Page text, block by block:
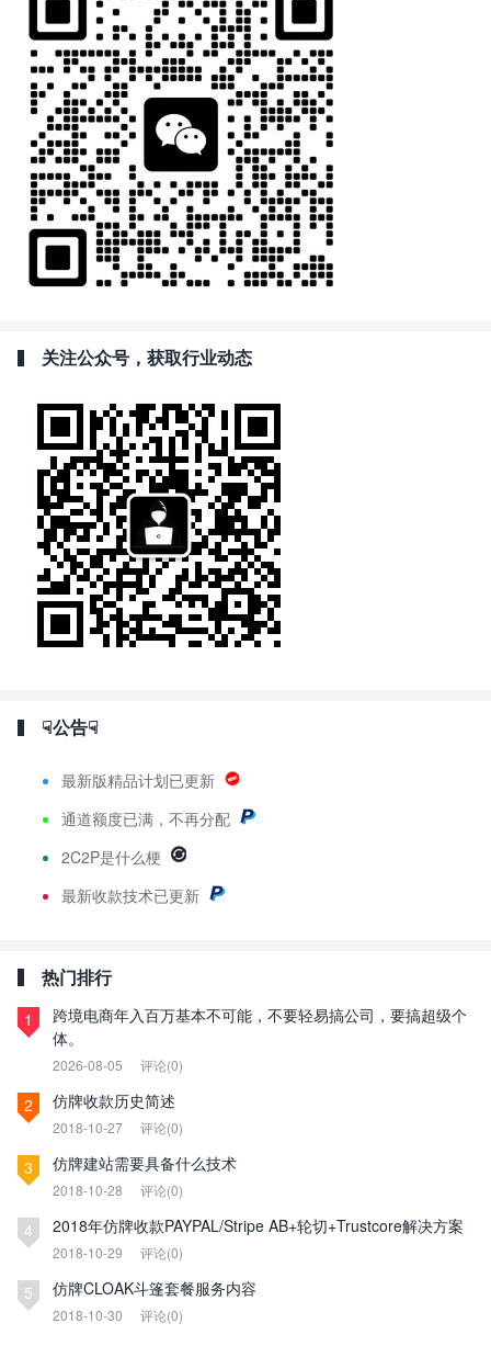
关注公众号，获取行业动态
☟公告☟
最新版精品计划已更新
通道额度已满，不再分配
2C2P是什么梗
最新收款技术已更新
热门排行
1
跨境电商年入百万基本不可能，不要轻易搞公司，要搞超级个
体。
2026-08-05 评论(0)
2 仿牌收款历史简述
2018-10-27 评论(0)
3 仿牌建站需要具备什么技术
2018-10-28 评论(0)
4 2018年仿牌收款PAYPAL/Stripe AB+轮切+Trustcore解决方案
2018-10-29 评论(0)
5 仿牌CLOAK斗篷套餐服务内容
2018-10-30 评论(0)